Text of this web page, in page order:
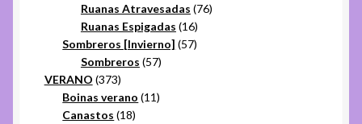
productos
Ruanas Atravesadas 7676
Ruanas Espigadas 1616
productos
Sombreros [Invierno] 5757
Sombreros 5757
VERANO 373373
productos
Boinas verano 1111
Canastos 1818